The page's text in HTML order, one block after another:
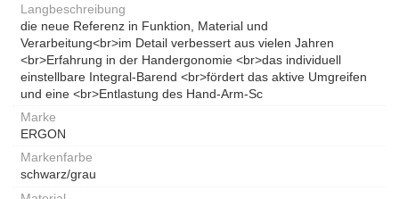
Langbeschreibung
die neue Referenz in Funktion, Material und
Verarbeitung<br>im Detail verbessert aus vielen Jahren
<br>Erfahrung in der Handergonomie <br>das individuell
einstellbare Integral-Barend <br>fördert das aktive Umgreifen
und eine <br>Entlastung des Hand-Arm-Sc
Marke
ERGON
Markenfarbe
schwarz/grau